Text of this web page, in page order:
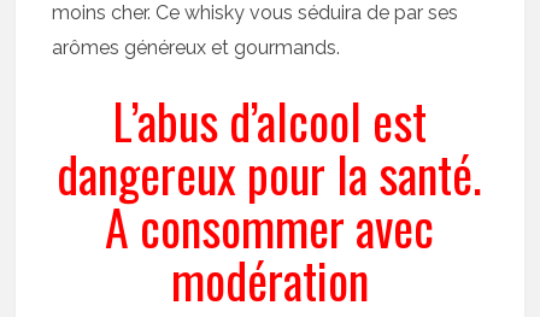
moins cher. Ce whisky vous séduira de par ses
arômes généreux et gourmands.
L’abus d’alcool est
dangereux pour la santé.
A consommer avec
modération